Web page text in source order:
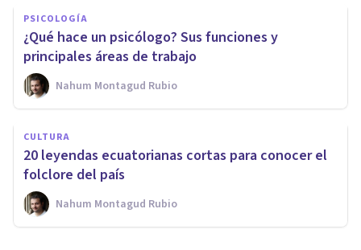
PSICOLOGÍA
¿Qué hace un psicólogo? Sus funciones y
principales áreas de trabajo
Nahum Montagud Rubio
CULTURA
20 leyendas ecuatorianas cortas para conocer el
folclore del país
Nahum Montagud Rubio